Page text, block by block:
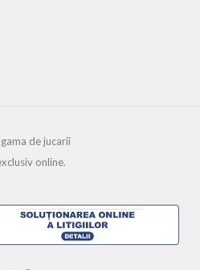
de jucarii
online.